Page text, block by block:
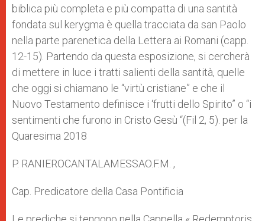
biblica più completa e più compatta di una santità
fondata sul kerygma è quella tracciata da san Paolo
nella parte parenetica della Lettera ai Romani (capp.
12-15). Partendo da questa esposizione, si cercherà
di mettere in luce i tratti salienti della santità, quelle
che oggi si chiamano le “virtù cristiane” e che il
Nuovo Testamento definisce i ‘frutti dello Spirito” o “i
sentimenti che furono in Cristo Gesù “(Fil 2, 5). per la
Quaresima 2018
P. RANIEROCANTALAMESSAO.F.M. ,
Cap. Predicatore della Casa Pontificia